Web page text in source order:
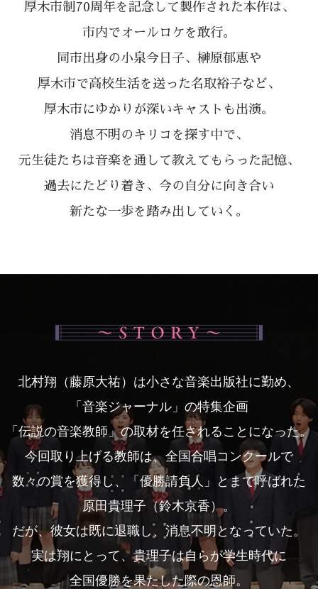
厚木市制70周年を記念して製作された本作は、
市内でオールロケを敢行。
同市出身の小泉今日子、 榊原郁恵や
厚木市で高校生活を送った名取裕子など、
厚木市にゆかりが深いキャストも出演。
消息不明のキリコを探す中で、
元生徒たちは音楽を通して教えてもらった記憶、
過去にたどり着き、 今の自分に向き合い
新たな一歩を踏み出していく。
北村翔（藤原大祐）は小さな音楽出版社に勤め、
「音楽ジャーナル」の特集企画
「伝説の音楽教師」の取材を任されることになった。
今回取り上げる教師は、全国合唱コンクールで
数々の賞を獲得し、
「優勝請負人」とまで呼ばれた
原田貴理子（鈴木京香）。
だが、彼女は既に退職し、消息不明となっていた。
実は翔にとって、貴理子は自らが学生時代に
全国優勝を果たした際の恩師。